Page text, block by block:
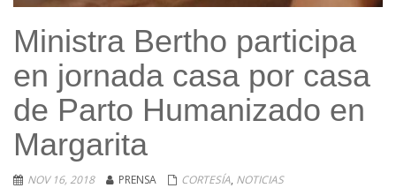
Ministra Bertho participa
en jornada casa por casa
de Parto Humanizado en
Margarita
NOV 16, 2018 PRENSA CORTESÍA, NOTICIAS